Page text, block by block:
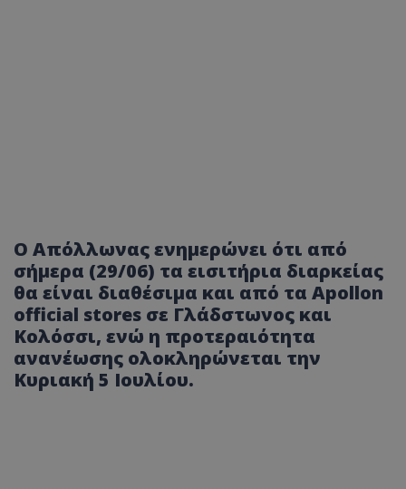
Ο Απόλλωνας ενημερώνει ότι από
σήμερα (29/06) τα εισιτήρια διαρκείας
θα είναι διαθέσιμα και από τα Apollon
official stores σε Γλάδστωνος και
Κολόσσι, ενώ η προτεραιότητα
ανανέωσης ολοκληρώνεται την
Κυριακή 5 Ιουλίου.